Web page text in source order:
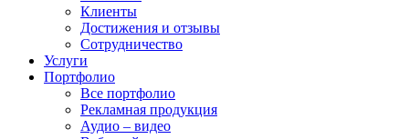
Клиенты
Достижения и отзывы
Сотрудничество
Услуги
Портфолио
Все портфолио
Рекламная продукция
Аудио – видео